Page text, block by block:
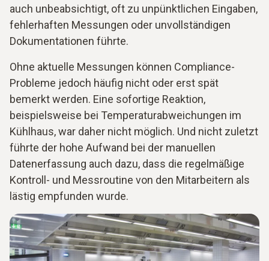
auch unbeabsichtigt, oft zu unpünktlichen Eingaben,
fehlerhaften Messungen oder unvollständigen
Dokumentationen führte.
Ohne aktuelle Messungen können Compliance-
Probleme jedoch häufig nicht oder erst spät
bemerkt werden. Eine sofortige Reaktion,
beispielsweise bei Temperaturabweichungen im
Kühlhaus, war daher nicht möglich. Und nicht zuletzt
führte der hohe Aufwand bei der manuellen
Datenerfassung auch dazu, dass die regelmäßige
Kontroll- und Messroutine von den Mitarbeitern als
lästig empfunden wurde.